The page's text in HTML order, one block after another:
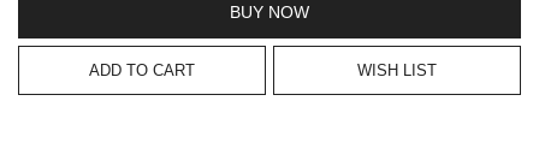
BUY NOW
ADD TO CART WISH LIST